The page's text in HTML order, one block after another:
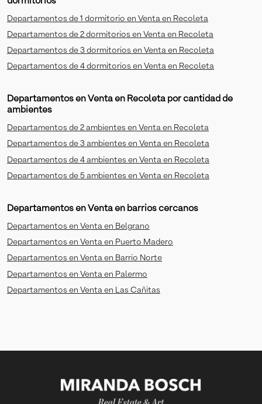
Departamentos de 1 dormitorio en Venta en Recoleta
Departamentos de 2 dormitorios en Venta en Recoleta
Departamentos de 3 dormitorios en Venta en Recoleta
Departamentos de 4 dormitorios en Venta en Recoleta
Departamentos en Venta en Recoleta por cantidad de
ambientes
Departamentos de 2 ambientes en Venta en Recoleta
Departamentos de 3 ambientes en Venta en Recoleta
Departamentos de 4 ambientes en Venta en Recoleta
Departamentos de 5 ambientes en Venta en Recoleta
Departamentos en Venta en barrios cercanos
Departamentos en Venta en Belgrano
Departamentos en Venta en Puerto Madero
Departamentos en Venta en Barrio Norte
Departamentos en Venta en Palermo
Departamentos en Venta en Las Cañitas